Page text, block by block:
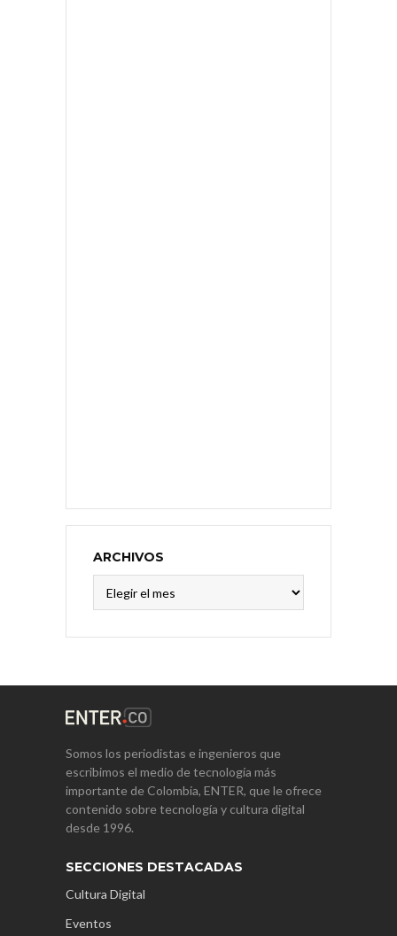
ARCHIVOS
Somos los periodistas e ingenieros que
escribimos el medio de tecnología más
importante de Colombia, ENTER, que le ofrece
contenido sobre tecnología y cultura digital
desde 1996.
SECCIONES DESTACADAS
Cultura Digital
Eventos